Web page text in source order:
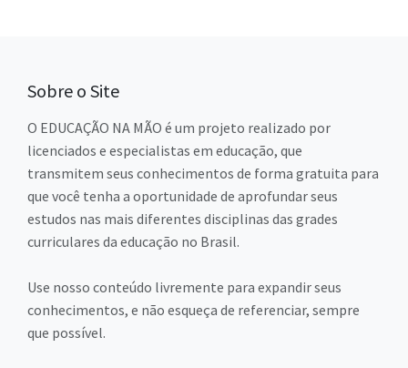
Sobre o Site
O EDUCAÇÃO NA MÃO é um projeto realizado por
licenciados e especialistas em educação, que
transmitem seus conhecimentos de forma gratuita para
que você tenha a oportunidade de aprofundar seus
estudos nas mais diferentes disciplinas das grades
curriculares da educação no Brasil.
Use nosso conteúdo livremente para expandir seus
conhecimentos, e não esqueça de referenciar, sempre
que possível.